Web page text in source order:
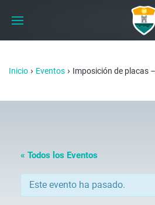
Inicio › Eventos › Imposición de placas –
« Todos los Eventos
Este evento ha pasado.